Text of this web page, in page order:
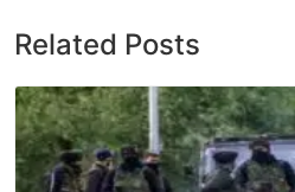
Related Posts